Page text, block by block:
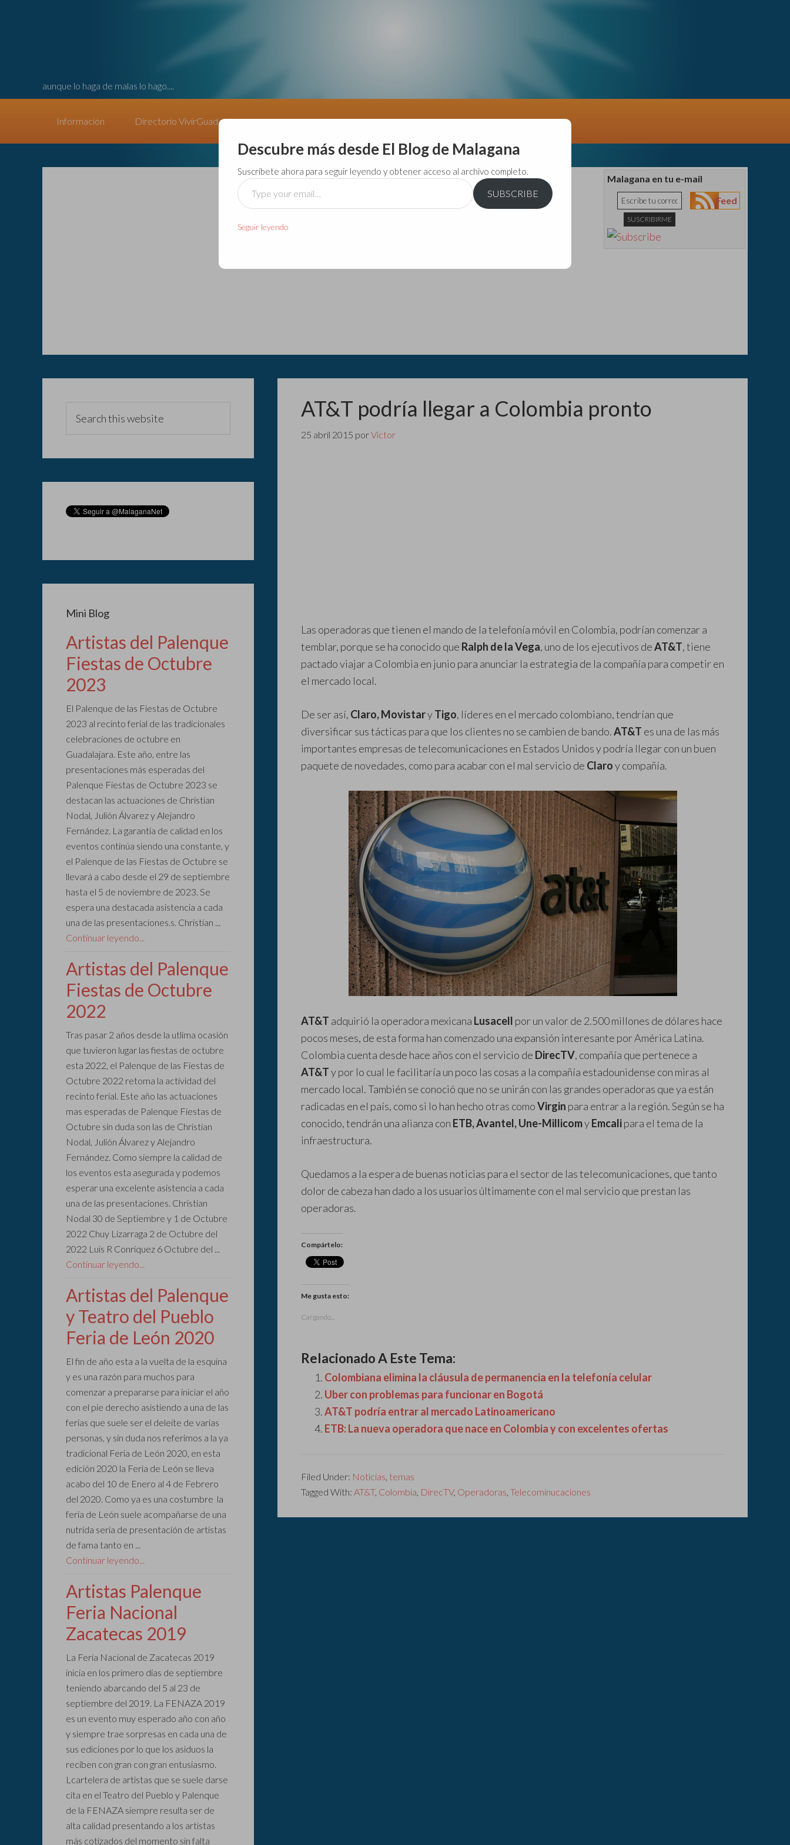
aunque lo haga de malas lo hago....
Información Directorio VivirGuadalajara
Malagana en tu e-mail
Feed
AT&T podría llegar a Colombia pronto
25 abril 2015 porVictor
Las operadoras que tienen el mando de la telefonía móvil en Colombia, podrían comenzar a
temblar, porque se ha conocido que Ralph de la Vega, uno de los ejecutivos deAT&T, tiene
pactado viajar a Colombia en junio para anunciar la estrategia de la compañía para competir en
el mercado local.
De ser así, Claro, MovistaryTigo, líderes en el mercado colombiano, tendrían que
diversificar sus tácticas para que los clientes no se cambien de bando.AT&T es una de las más
importantes empresas de telecomunicaciones en Estados Unidos y podría llegar con un buen
paquete de novedades, como para acabar con el mal servicio de Claroy compañía.
AT&T adquirió la operadora mexicana Lusacell por un valor de 2.500 millones de dólares hace
pocos meses, de esta forma han comenzado una expansión interesante por América Latina.
Colombia cuenta desde hace años con el servicio de DirecTV, compañía que pertenece a
AT&Ty por lo cual le facilitaría un poco las cosas a la compañía estadounidense con miras al
mercado local. También se conoció que no se unirán con las grandes operadoras que ya están
radicadas en el país, como si lo han hecho otras comoVirgin para entrar a la región. Según se ha
conocido, tendrán una alianza con ETB, Avantel, Une-MillicomyEmcalipara el tema de la
infraestructura.
Quedamos a la espera de buenas noticias para el sector de las telecomunicaciones, que tanto
dolor de cabeza han dado a los usuarios últimamente con el mal servicio que prestan las
operadoras.
Compártelo:
Me gusta esto:
Cargando...
Relacionado A Este Tema:
Colombiana elimina la cláusula de permanencia en la telefonía celular
Uber con problemas para funcionar en Bogotá
AT&T podría entrar al mercado Latinoamericano
ETB: La nueva operadora que nace en Colombia y con excelentes ofertas
Filed Under: Noticias, temas
Tagged With: AT&T, Colombia, DirecTV, Operadoras, Telecominucaciones
Mini Blog
Artistas del Palenque
Fiestas de Octubre
2023
El Palenque de las Fiestas de Octubre
2023 al recinto ferial de las tradicionales
celebraciones de octubre en
Guadalajara. Este año, entre las
presentaciones más esperadas del
Palenque Fiestas de Octubre 2023 se
destacan las actuaciones de Christian
Nodal, Julión Álvarez y Alejandro
Fernández. La garantía de calidad en los
eventos continúa siendo una constante, y
el Palenque de las Fiestas de Octubre se
llevará a cabo desde el 29 de septiembre
hasta el 5 de noviembre de 2023. Se
espera una destacada asistencia a cada
una de las presentaciones.s. Christian ...
Continuar leyendo...
Artistas del Palenque
Fiestas de Octubre
2022
Tras pasar 2 años desde la utlima ocasión
que tuvieron lugar las fiestas de octubre
esta 2022, el Palenque de las Fiestas de
Octubre 2022 retoma la actividad del
recinto ferial. Este año las actuaciones
mas esperadas de Palenque Fiestas de
Octubre sin duda son las de Christian
Nodal, Julión Álvarez y Alejandro
Fernández. Como siempre la calidad de
los eventos esta asegurada y podemos
esperar una excelente asistencia a cada
una de las presentaciones. Christian
Nodal 30 de Septiembre y 1 de Octubre
2022 Chuy Lizarraga 2 de Octubre del
2022 Luis R Conriquez 6 Octubre del ...
Continuar leyendo...
Artistas del Palenque
y Teatro del Pueblo
Feria de León 2020
El fin de año esta a la vuelta de la esquina
y es una razón para muchos para
comenzar a prepararse para iniciar el año
con el pie derecho asistiendo a una de las
ferias que suele ser el deleite de varias
personas, y sin duda nos referimos a la ya
tradicional Feria de León 2020, en esta
edición 2020 la Feria de León se lleva
acabo del 10 de Enero al 4 de Febrero
del 2020. Como ya es una costumbre la
feria de León suele acompañarse de una
nutrida seria de presentación de artistas
de fama tanto en ...
Continuar leyendo...
Artistas Palenque
Feria Nacional
Zacatecas 2019
La Feria Nacional de Zacatecas 2019
inicia en los primero días de septiembre
teniendo abarcando del 5 al 23 de
septiembre del 2019. La FENAZA 2019
es un evento muy esperado año con año
y siempre trae sorpresas en cada una de
sus ediciones por lo que los asiduos la
reciben con gran con gran entusiasmo.
Lcartelera de artistas que se suele darse
cita en el Teatro del Pueblo y Palenque
de la FENAZA siempre resulta ser de
alta calidad presentando a los artistas
más cotizados del momento sin falta
Descubre más desde El Blog de Malagana
Suscríbete ahora para seguir leyendo y obtener acceso al archivo completo.
Type
your
SUBSCRIBE
Seguir leyendo